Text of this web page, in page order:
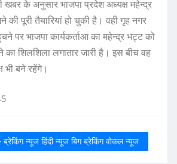
खबर के अनुसार भाजपा प्रदेश अध्यक्ष महेन्द्र
की पूरी तैयारियां हो चुकी है। वही गृह नगर
पर भाजपा कार्यकर्ताआ का महेन्द्र भट्ट को
का शिलशिला लगातार जारी है। इस बीच वह
भी बने रहेंगे।
ब्रेकिंग न्यूज हिंदी न्यूज बिग ब्रेकिंग वोकल न्यूज